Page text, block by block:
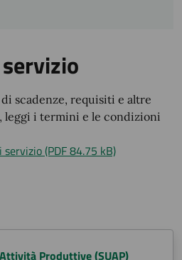
scadenze, requisiti e altre
i termini e le condizioni
(PDF 84.75 kB)
Produttive (SUAP)